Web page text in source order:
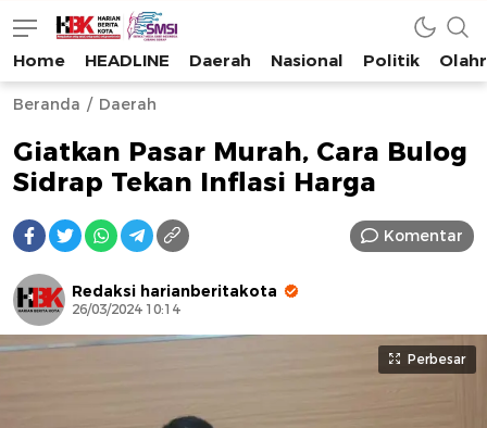
AFN BEAUTY LUXURY
HarianBeritaKota
Mengabarkan Setiap Detil, Sudut, dan Cerita Kota
Home HEADLINE Daerah Nasional Politik
Beranda Daerah
Giatkan Pasar Murah, Cara Bulog
Sidrap Tekan Inflasi Harga
Komentar
Redaksi harianberitakota
26/03/2024 10:14
Perbesar